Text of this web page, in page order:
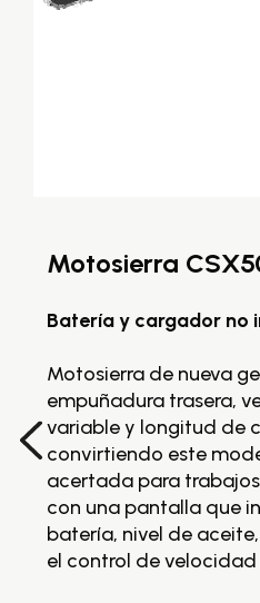
Motosierra
Batería y cargador no
Motosierra de nueva
empuñadura trasera,
variable y longitud de
convirtiendo este
acertada para
con una pantalla que
batería, nivel de
el control de